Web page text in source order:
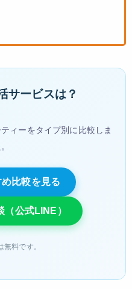
サービスは？
ィーをタイプ別に比較しま
比較を見る
公式LINE）
無料です。